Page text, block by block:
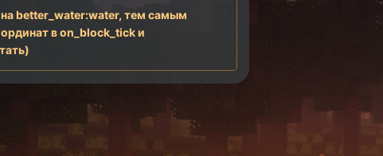
на better_water:water, тем самым
в on_block_tick и